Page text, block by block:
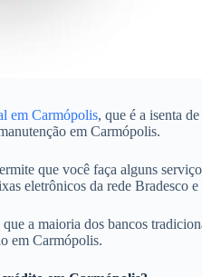
em Carmópolis, que é a isenta
em Carmópolis.
que você faça alguns
eletrônicos da rede Bradesco
a maioria dos bancos
em Carmópolis.